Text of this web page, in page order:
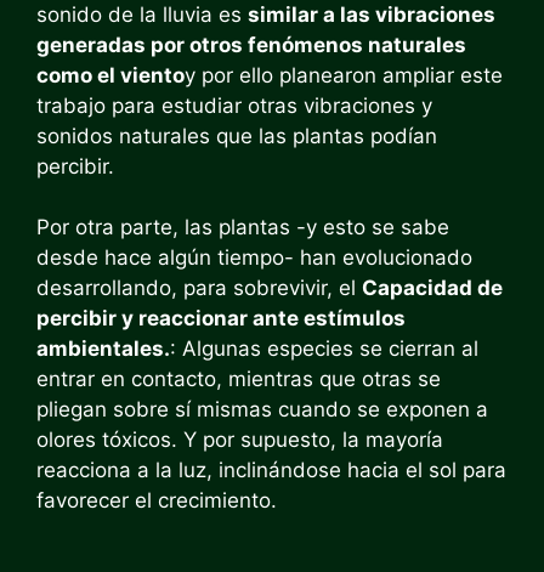
sonido de la lluvia es similar a las vibraciones
generadas por otros fenómenos naturales
como el vientoy por ello planearon ampliar este
trabajo para estudiar otras vibraciones y
sonidos naturales que las plantas podían
percibir.
Por otra parte, las plantas -y esto se sabe
desde hace algún tiempo- han evolucionado
desarrollando, para sobrevivir, el Capacidad de
percibir y reaccionar ante estímulos
ambientales.: Algunas especies se cierran al
entrar en contacto, mientras que otras se
pliegan sobre sí mismas cuando se exponen a
olores tóxicos. Y por supuesto, la mayoría
reacciona a la luz, inclinándose hacia el sol para
favorecer el crecimiento.